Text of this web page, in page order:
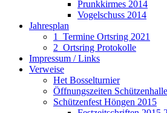
Prunkkirmes 2014
Vogelschuss 2014
Jahresplan
1_Termine Ortsring 2021
2_Ortsring Protokolle
Impressum / Links
Verweise
Het Bosselturnier
Öffnungszeiten
Schützenfest Höngen 2015